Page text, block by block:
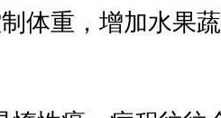
体重，增加水果